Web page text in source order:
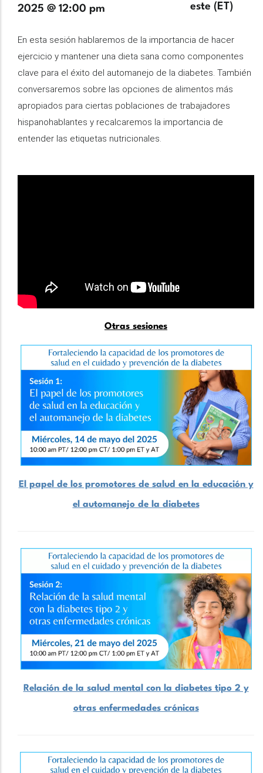
2025 @ 12:00 pm horaria
este (ET)
Description
En esta sesión hablaremos de la importancia de hacer
ejercicio y mantener una dieta sana como componentes
clave para el éxito del automanejo de la diabetes. También
conversaremos sobre las opciones de alimentos más
apropiados para ciertas poblaciones de trabajadores
hispanohablantes y recalcaremos la importancia de
entender las etiquetas nutricionales.
Otras sesiones
El papel de los promotores de salud en la educación y
el automanejo de la diabetes
Relación de la salud mental con la diabetes tipo 2 y
otras enfermedades crónicas